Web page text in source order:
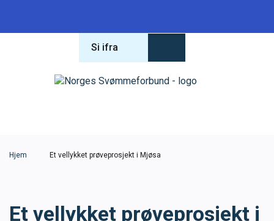
Forbundet
Antidoping
Si ifra
Hjem Et vellykket prøveprosjekt i Mjøsa
Et vellykket prøveprosjekt i